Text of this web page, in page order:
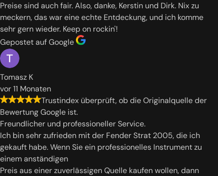
Preise sind auch fair. Also, danke, Kerstin und Dirk. Nix zu
meckern, das war eine echte Entdeckung, und ich komme
sehr gern wieder. Keep on rockin'!
Gepostet auf Google
Tomasz K
vor 11 Monaten
Trustindex überprüft, ob die Originalquelle der
Bewertung Google ist.
Freundlicher und professioneller Service.
Ich bin sehr zufrieden mit der Fender Strat 2005, die ich
gekauft habe. Wenn Sie ein professionelles Instrument zu
einem anständigen
Preis aus einer zuverlässigen Quelle kaufen wollen, dann